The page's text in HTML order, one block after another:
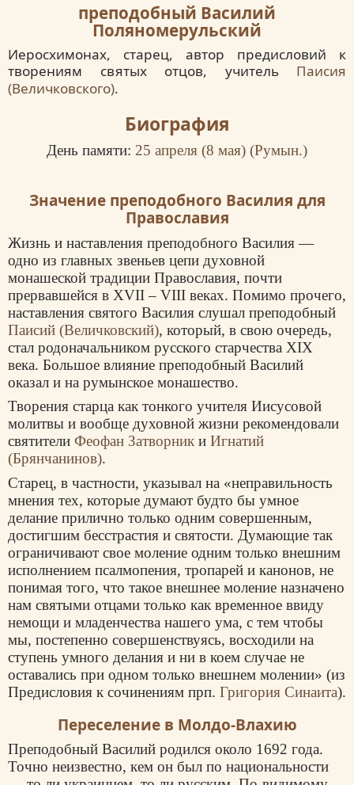
преподобный Василий
Поляномерульский
Иеросхимонах, старец, автор предисловий к
творениям святых отцов, учитель Паисия
(Величковского).
Биография
День памяти: 25 апреля (8 мая) (Румын.)
Значение преподобного Василия для
Православия
Жизнь и наставления преподобного Василия —
одно из главных звеньев цепи духовной
монашеской традиции Православия, почти
прервавшейся в XVII – VIII веках. Помимо прочего,
наставления святого Василия слушал преподобный
Паисий (Величковский), который, в свою очередь,
стал родоначальником русского старчества XIX
века. Большое влияние преподобный Василий
оказал и на румынское монашество.
Творения старца как тонкого учителя Иисусовой
молитвы и вообще духовной жизни рекомендовали
святители Феофан Затворник и Игнатий
(Брянчанинов).
Старец, в частности, указывал на «неправильность
мнения тех, которые думают будто бы умное
делание прилично только одним совершенным,
достигшим бесстрастия и святости. Думающие так
ограничивают свое моление одним только внешним
исполнением псалмопения, тропарей и канонов, не
понимая того, что такое внешнее моление назначено
нам святыми отцами только как временное ввиду
немощи и младенчества нашего ума, с тем чтобы
мы, постепенно совершенствуясь, восходили на
ступень умного делания и ни в коем случае не
оставались при одном только внешнем молении» (из
Предисловия к сочинениям прп. Григория Синаита).
Переселение в Молдо-Влахию
Преподобный Василий родился около 1692 года.
Точно неизвестно, кем он был по национальности